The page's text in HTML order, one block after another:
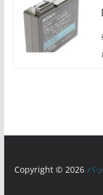
Copyright © 2026バ